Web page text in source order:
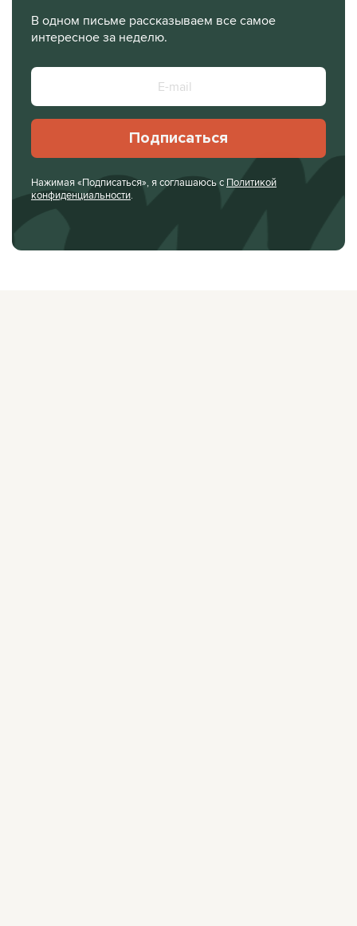
В одном письме рассказываем все самое
интересное за неделю.
Подписаться
Нажимая «Подписаться», я соглашаюсь с Политикой
конфиденциальности.